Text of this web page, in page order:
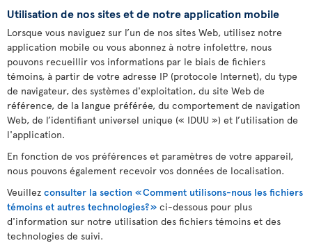
Utilisation de nos sites et de notre application mobile
Lorsque vous naviguez sur l’un de nos sites Web, utilisez notre
application mobile ou vous abonnez à notre infolettre, nous
pouvons recueillir vos informations par le biais de fichiers
témoins, à partir de votre adresse IP (protocole Internet), du type
de navigateur, des systèmes d'exploitation, du site Web de
référence, de la langue préférée, du comportement de navigation
Web, de l’identifiant universel unique (« IDUU ») et l’utilisation de
l'application.
En fonction de vos préférences et paramètres de votre appareil,
nous pouvons également recevoir vos données de localisation.
Veuillez consulter la section « Comment utilisons-nous les fichiers
témoins et autres technologies? » ci-dessous pour plus
d'information sur notre utilisation des fichiers témoins et des
technologies de suivi.